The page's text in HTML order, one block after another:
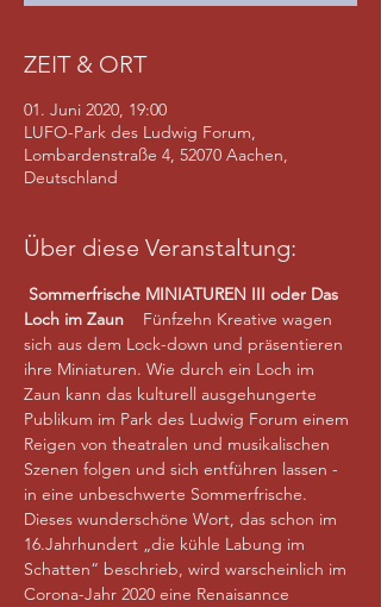
ZEIT & ORT
01. Juni 2020, 19:00
LUFO-Park des Ludwig Forum,
Lombardenstraße 4, 52070 Aachen,
Deutschland
Über diese Veranstaltung:
Sommerfrische MINIATUREN III oder Das
Loch im Zaun Fünfzehn Kreative wagen
sich aus dem Lock-down und präsentieren
ihre Miniaturen. Wie durch ein Loch im
Zaun kann das kulturell ausgehungerte
Publikum im Park des Ludwig Forum einem
Reigen von theatralen und musikalischen
Szenen folgen und sich entführen lassen -
in eine unbeschwerte Sommerfrische.
Dieses wunderschöne Wort, das schon im
16.Jahrhundert „die kühle Labung im
Schatten“ beschrieb, wird warscheinlich im
Corona-Jahr 2020 eine Renaisannce